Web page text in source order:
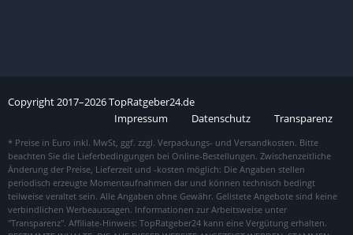
Copyright2017–2026TopRatgeber24.de
Impressum
Datenschutz Transparenz